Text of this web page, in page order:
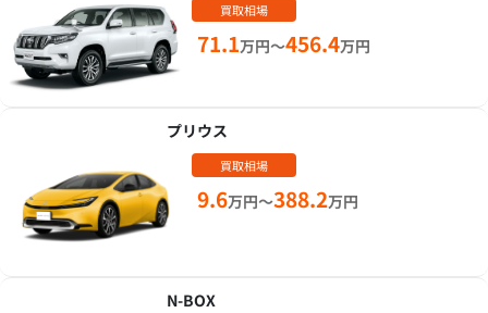
買取相場
71.1万円～456.4万円
プリウス
買取相場
9.6万円～388.2万円
N-BOX